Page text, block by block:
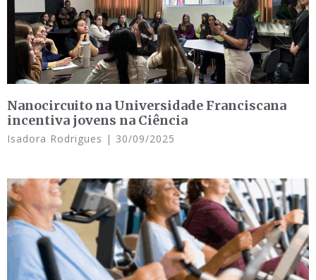
Nanocircuito na Universidade Franciscana
incentiva jovens na Ciência
Isadora Rodrigues 30/09/2025